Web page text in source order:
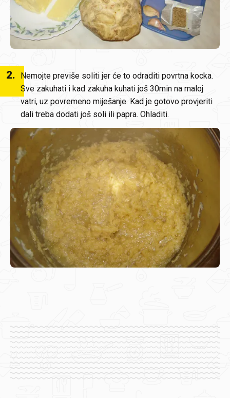
2.
Nemojte previše soliti jer će to odraditi povrtna kocka.
Sve zakuhati i kad zakuha kuhati još 30min na maloj
vatri, uz povremeno miješanje. Kad je gotovo provjeriti
dali treba dodati još soli ili papra. Ohladiti.